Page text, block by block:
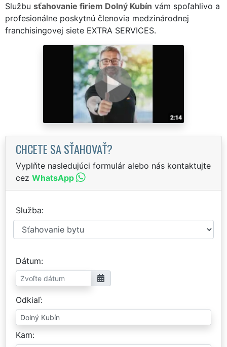
Službu sťahovanie firiem Dolný Kubín vám spoľahlivo a
profesionálne poskytnú členovia medzinárodnej
franchisingovej siete EXTRA SERVICES.
CHCETE SA SŤAHOVAŤ?
Vyplňte nasledujúci formulár alebo nás kontaktujte
cez WhatsApp
Služba
Dátum
Odkiaľ
Kam